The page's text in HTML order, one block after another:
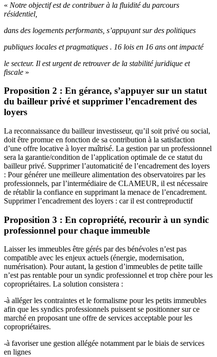
« Notre objectif est de contribuer à la fluidité du parcours
résidentiel,
dans des logements performants, s’appuyant sur des politiques
publiques locales et pragmatiques . 16 lois en 16 ans ont impacté
le secteur. Il est urgent de retrouver de la stabilité juridique et
fiscale »
Proposition 2 : En gérance, s’appuyer sur un statut
du bailleur privé et supprimer l’encadrement des
loyers
La reconnaissance du bailleur investisseur, qu’il soit privé ou social,
doit être promue en fonction de sa contribution à la satisfaction
d’une offre locative à loyer maîtrisé. La gestion par un professionnel
sera la garantie/condition de l’application optimale de ce statut du
bailleur privé. Supprimer l’automaticité de l’encadrement des loyers
: Pour générer une meilleure alimentation des observatoires par les
professionnels, par l’intermédiaire de CLAMEUR, il est nécessaire
de rétablir la confiance en supprimant la menace de l’encadrement.
Supprimer l’encadrement des loyers : car il est contreproductif
Proposition 3 : En copropriété, recourir à un syndic
professionnel pour chaque immeuble
Laisser les immeubles être gérés par des bénévoles n’est pas
compatible avec les enjeux actuels (énergie, modernisation,
numérisation). Pour autant, la gestion d’immeubles de petite taille
n’est pas rentable pour un syndic professionnel et trop chère pour les
copropriétaires. La solution consistera :
-à alléger les contraintes et le formalisme pour les petits immeubles
afin que les syndics professionnels puissent se positionner sur ce
marché en proposant une offre de services acceptable pour les
copropriétaires.
-à favoriser une gestion allégée notamment par le biais de services
en lignes